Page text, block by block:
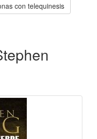
con telequinesis